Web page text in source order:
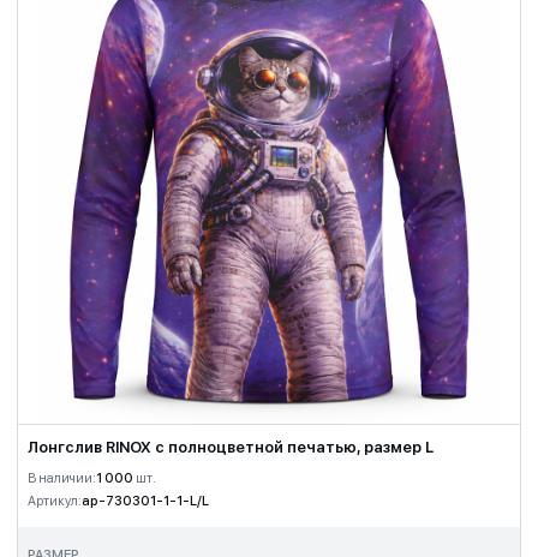
Лонгслив RINOX с полноцветной печатью, размер L
В наличии:1 000 шт.
Артикул:ap-730301-1-1-L/L